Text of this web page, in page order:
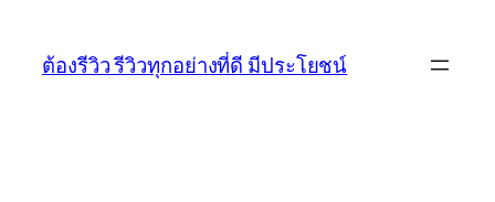
content
ต้องรีวิว รีวิวทุกอย่างที่ดี มีประโยชน์